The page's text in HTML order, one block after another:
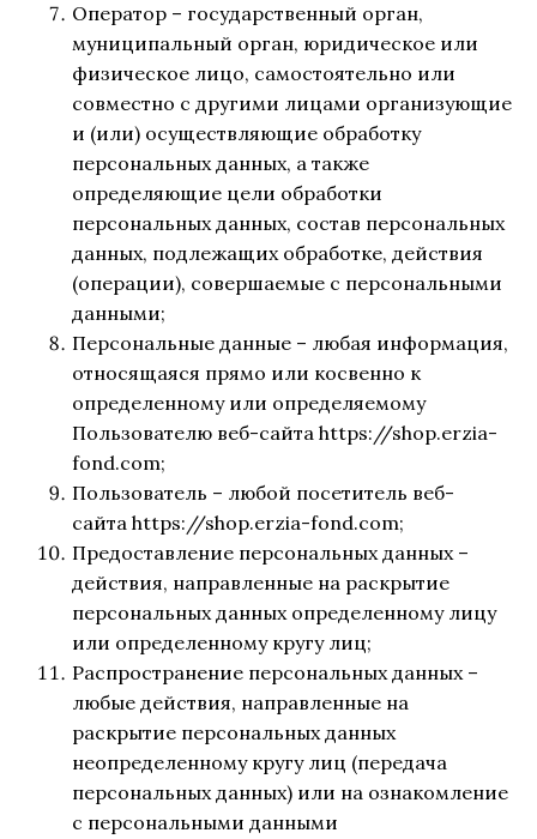
Оператор – государственный орган,
муниципальный орган, юридическое или
физическое лицо, самостоятельно или
совместно с другими лицами организующие
и (или) осуществляющие обработку
персональных данных, а также
определяющие цели обработки
персональных данных, состав персональных
данных, подлежащих обработке, действия
(операции), совершаемые с персональными
данными;
Персональные данные – любая информация,
относящаяся прямо или косвенно к
определенному или определяемому
Пользователю веб-сайта https://shop.erzia-
fond.com;
Пользователь – любой посетитель веб-
сайта https://shop.erzia-fond.com;
Предоставление персональных данных –
действия, направленные на раскрытие
персональных данных определенному лицу
или определенному кругу лиц;
Распространение персональных данных –
любые действия, направленные на
раскрытие персональных данных
неопределенному кругу лиц (передача
персональных данных) или на ознакомление
с персональными данными